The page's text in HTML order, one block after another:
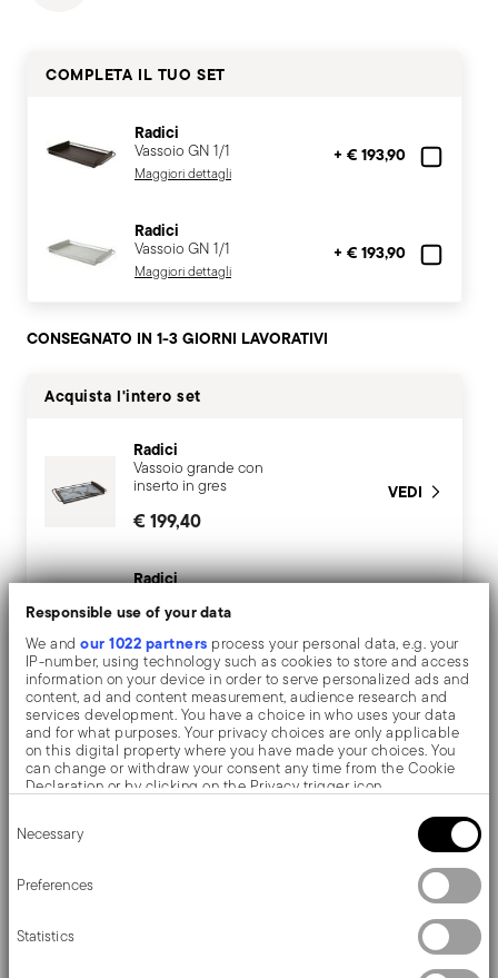
Responsible use of your data
We andour 1022 partners process your personal data, e.g. your
IP-number, using technology such as cookies to store and access
information on your device in order to serve personalized ads and
content, ad and content measurement, audience research and
services development. You have a choice in who uses your data
and for what purposes. Your privacy choices are only applicable
on this digital property where you have made your choices. You
can change or withdraw your consent any time from the Cookie
Declaration or by clicking on the Privacy trigger icon.
Collect information about your geographical location
Identify your device by actively scanning it for specific
characteristics (fingerprinting)
Find out more about how your personal data is processed and set
your preferences in the
We use cookies to personalise content and ads, to provide social
Selection
Necessary
Preferences
Statistics
COMPLETA IL TUO SET
Radici
Vassoio GN 1/1
Maggiori dettagli
+ € 193,90
Radici
Vassoio GN 1/1
Maggiori dettagli
+ € 193,90
CONSEGNATO IN 1-3 GIORNI LAVORATIVI
Acquista l'intero set
Radici
Vassoio grande con
inserto in gres
€ 199,40
VEDI
Radici
inserto in gres
€ 199,40
Descrizione
Sambonet Radici Inserto per vassoio - Rettangolare -
52,5 cm x 32,0 cm
Ispirati al design geometrico degli anni Settanta, gli